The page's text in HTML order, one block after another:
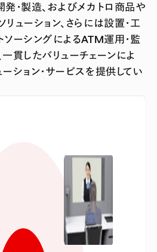
発・製造、およびメカトロ商品や
ューション、さらには設置・工
ソーシングによるATM運用・監
貫したバリューチェーンによ
ション・サービスを提供してい